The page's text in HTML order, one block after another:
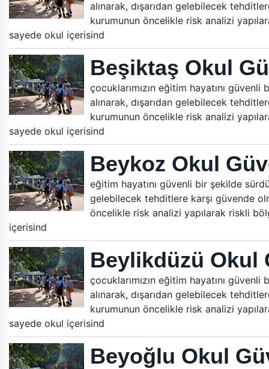
alınarak, dışarıdan gelebilecek
kurumunun öncelikle risk analizi
sayede okul içerisind
Beşiktaş Okul
çocuklarımızın eğitim hayatını
alınarak, dışarıdan gelebilecek
kurumunun öncelikle risk analizi
sayede okul içerisind
Beykoz Okul
eğitim hayatını güvenli bir şekilde
gelebilecek tehditlere karşı güvende
öncelikle risk analizi yapılarak riskli
içerisind
Beylikdüzü Okul
çocuklarımızın eğitim hayatını
alınarak, dışarıdan gelebilecek
kurumunun öncelikle risk analizi
sayede okul içerisind
Beyoğlu Okul